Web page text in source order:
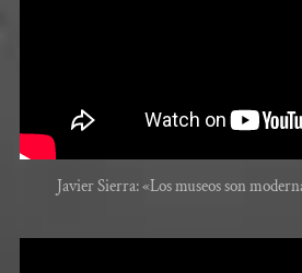
Javier Sierra: «Los museos son